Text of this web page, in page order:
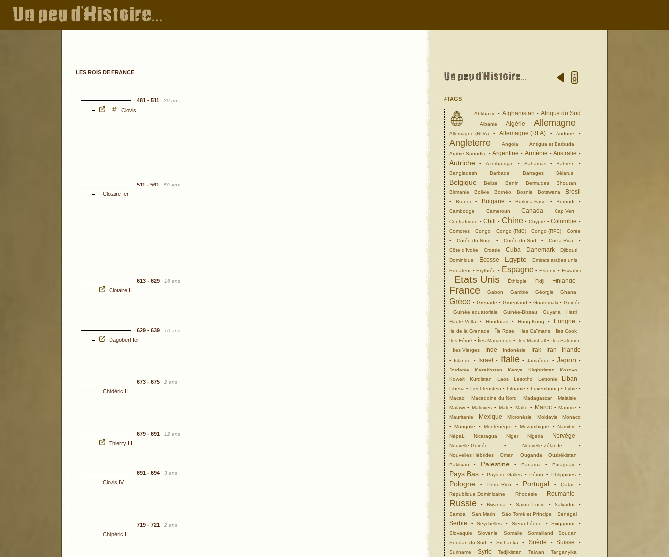
#TAGS
Abkhazie - Afghanistan - Afrique du Sud
- Albanie - Algérie - Allemagne-
Allemagne (RDA) -Allemagne (RFA) -Andorre -
Angleterre - Angola - Antigua et Barbuda -
Arabie Saoudite -Argentine - Arménie -Australie -
Autriche - Azerbaïdjan - Bahamas- Bahreïn -
Bangladesh -Barbade - Barrages-Bélarus -
Belgique -Belize - Bénin -Bermudes - Bhoutan -
Birmanie -Bolivie -Bornéo - Bosnie - Botswana - Brésil
- Brunei- Bulgarie -Burkina Faso -Burundi -
Cambodge - Cameroun -Canada - Cap Vert-
Centrafrique -Chili - Chine-Chypre -Colombie -
Comores - Congo - Congo (RdC)-Congo (RPC) - Corée
- Corée du Nord - Corée du Sud -Costa Rica -
Côte d'Ivoire -Croatie -Cuba - Danemark - Djibouti-
Dominique - Ecosse - Egypte - Emirats arabes unis-
Equateur-Erythrée - Espagne- Estonie - Eswatini
- Etats Unis -Éthiopie - Fidji- Finlande -
France - Gabon - Gambie - Géorgie - Ghana -
Grèce - Grenade - Groenland - Guatemala - Guinée
- Guinée équatoriale - Guinée-Bissau -Guyana -Haïti -
Haute-Volta - Honduras- Hong Kong - Hongrie -
Ile de la Grenade -Île Rose - Iles Caïmans-Îles Cook -
Iles Féroé -Îles Mariannes - Iles Marshall- Iles Salomon
- Iles Vierges - Inde - Indonésie - Irak- Iran - Irlande
- Islande - Israel - Italie-Jamaîque - Japon -
Jordanie - Kazakhstan - Kenya - Kirghizistan - Kosovo -
Koweit -Kurdistan - Laos-Lesotho - Lettonie - Liban -
Liberia - Liechtenstein - Lituanie - Luxembourg - Lybie -
Macao -Macédoine du Nord -Madagascar-Malaisie -
Malawi -Maldives -Mali - Malte - Maroc- Maurice -
Mauritanie - Mexique - Micronésie - Moldavie - Monaco
-Mongolie - Monténégro -Mozambique - Namibie -
NépaL - Nicaragua - Niger- Nigéria - Norvège -
Nouvelle Guinée -Nouvelle Zélande -
Nouvelles Hébrides -Oman - Ouganda - Ouzbékistan -
Pakistan - Palestine - Panama - Paraguay-
Pays Bas - Pays de Galles-Pérou -Philippines -
Pologne - Porto Rico - Portugal -Qatar-
République Dominicaine - Rhodésie - Roumanie -
Russie - Rwanda - Sainte-Lucie - Salvador-
Samoa -San Marin - São Tomé et Príncipe - Sénégal-
Serbie -Seychelles - Sierra Léone -Singapour-
Slovaquie -Slovénie - Somalie -Somaliland -Soudan -
Soudan du Sud -Sri Lanka - Suède - Suisse -
Suriname - Syrie -Tadjikistan -Taiwan - Tanganyika -
LES ROIS DE FRANCE
481 - 511 30 ans
Clovis
511 - 561 50 ans
Clotaire Ier
613 - 629 16 ans
Clotaire II
629 - 639 10 ans
Dagobert Ier
673 - 675 2 ans
Childéric II
679 - 691 12 ans
Thierry III
691 - 694 3 ans
Clovis IV
719 - 721 2 ans
Chilpéric II